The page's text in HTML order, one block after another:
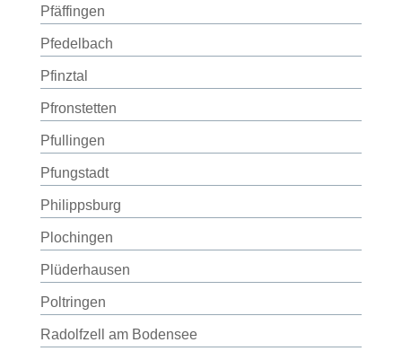
Pfäffingen
Pfedelbach
Pfinztal
Pfronstetten
Pfullingen
Pfungstadt
Philippsburg
Plochingen
Plüderhausen
Poltringen
Radolfzell am Bodensee